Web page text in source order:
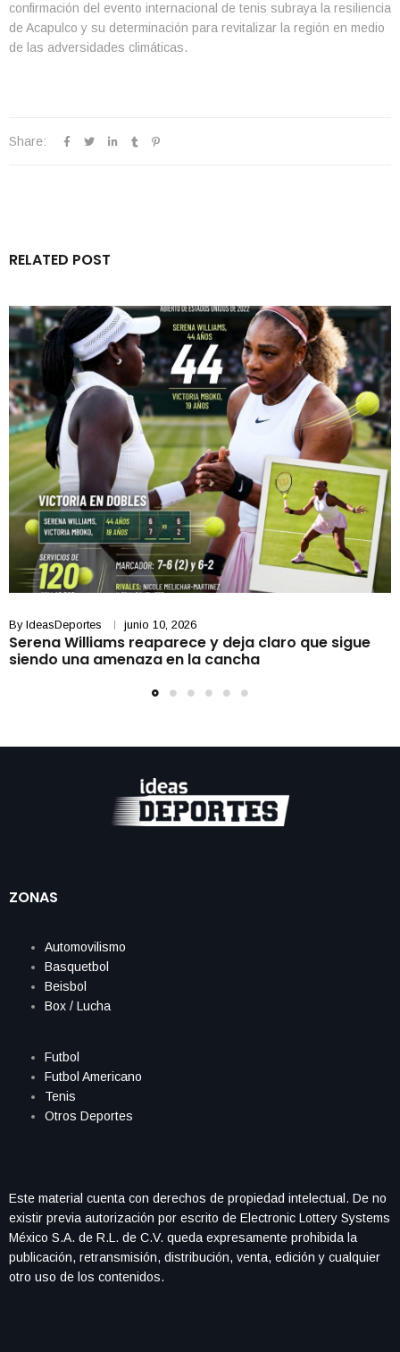
confirmación del evento internacional de tenis subraya la resiliencia
de Acapulco y su determinación para revitalizar la región en medio
de las adversidades climáticas.
Share:
RELATED POST
By IdeasDeportes junio 10, 2026
Serena Williams reaparece y deja claro que sigue
siendo una amenaza en la cancha
ZONAS
Automovilismo
Basquetbol
Beisbol
Box / Lucha
Futbol
Futbol Americano
Tenis
Otros Deportes
Este material cuenta con derechos de propiedad intelectual. De no
existir previa autorización por escrito de Electronic Lottery Systems
México S.A. de R.L. de C.V. queda expresamente prohibida la
publicación, retransmisión, distribución, venta, edición y cualquier
otro uso de los contenidos.